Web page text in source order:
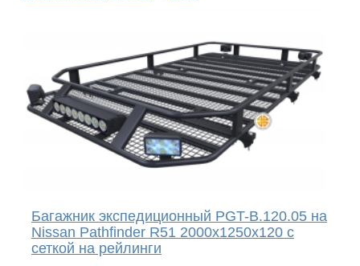
Багажник экспедиционный PGT-B.120.05 на
Nissan Pathfinder R51 2000х1250х120 с
сеткой на рейлинги